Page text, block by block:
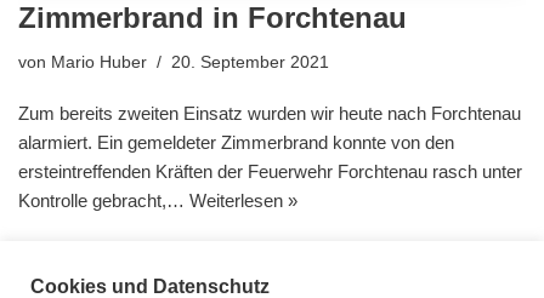
Zimmerbrand in Forchtenau
von Mario Huber 20. September 2021
Zum bereits zweiten Einsatz wurden wir heute nach Forchtenau
alarmiert. Ein gemeldeter Zimmerbrand konnte von den
ersteintreffenden Kräften der Feuerwehr Forchtenau rasch unter
Kontrolle gebracht,… Weiterlesen »
Cookies und Datenschutz